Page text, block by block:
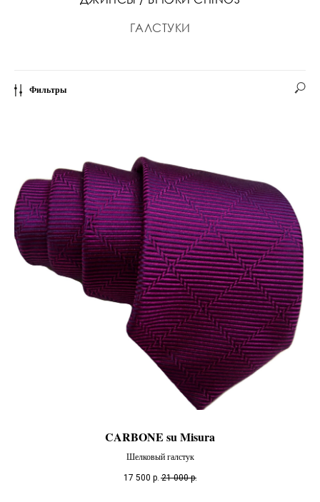
ГАЛСТУКИ
Фильтры
CARBONE su Misura
Шелковый галстук
17 500 р. 21 000 р.